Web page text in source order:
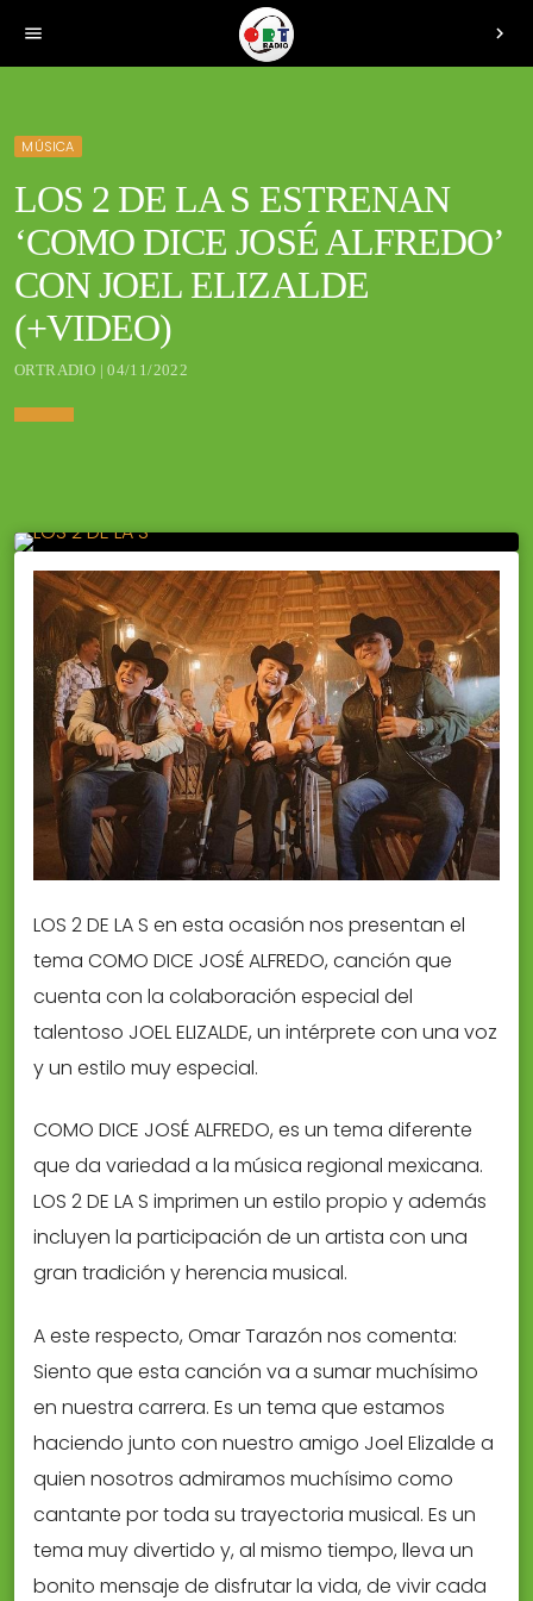
menu chevron_right
MÚSICA
LOS 2 DE LA S ESTRENAN
‘COMO DICE JOSÉ ALFREDO’
CON JOEL ELIZALDE
(+VIDEO)
ORTRADIO | 04/11/2022
LOS 2 DE LA S en esta ocasión nos presentan el
tema COMO DICE JOSÉ ALFREDO, canción que
cuenta con la colaboración especial del
talentoso JOEL ELIZALDE, un intérprete con una voz
y un estilo muy especial.
COMO DICE JOSÉ ALFREDO, es un tema diferente
que da variedad a la música regional mexicana.
LOS 2 DE LA S imprimen un estilo propio y además
incluyen la participación de un artista con una
gran tradición y herencia musical.
A este respecto, Omar Tarazón nos comenta:
Siento que esta canción va a sumar muchísimo
en nuestra carrera. Es un tema que estamos
haciendo junto con nuestro amigo Joel Elizalde a
quien nosotros admiramos muchísimo como
cantante por toda su trayectoria musical. Es un
tema muy divertido y, al mismo tiempo, lleva un
bonito mensaje de disfrutar la vida, de vivir cada